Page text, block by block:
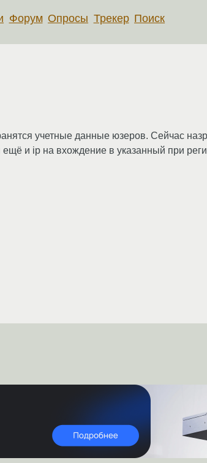
Форум Опросы Трекер Поиск
учетные данные юзеров. Сейчас
и ip на вхождение в указанный при